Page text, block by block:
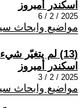
اسكندر أمبروز
2025 / 2 / 6
مواضيع وابحاث
(13) لم يتغيّر شيء بسقوط نظام بشار الأسد.
اسكندر أمبروز
2025 / 2 / 3
مواضيع وابحاث